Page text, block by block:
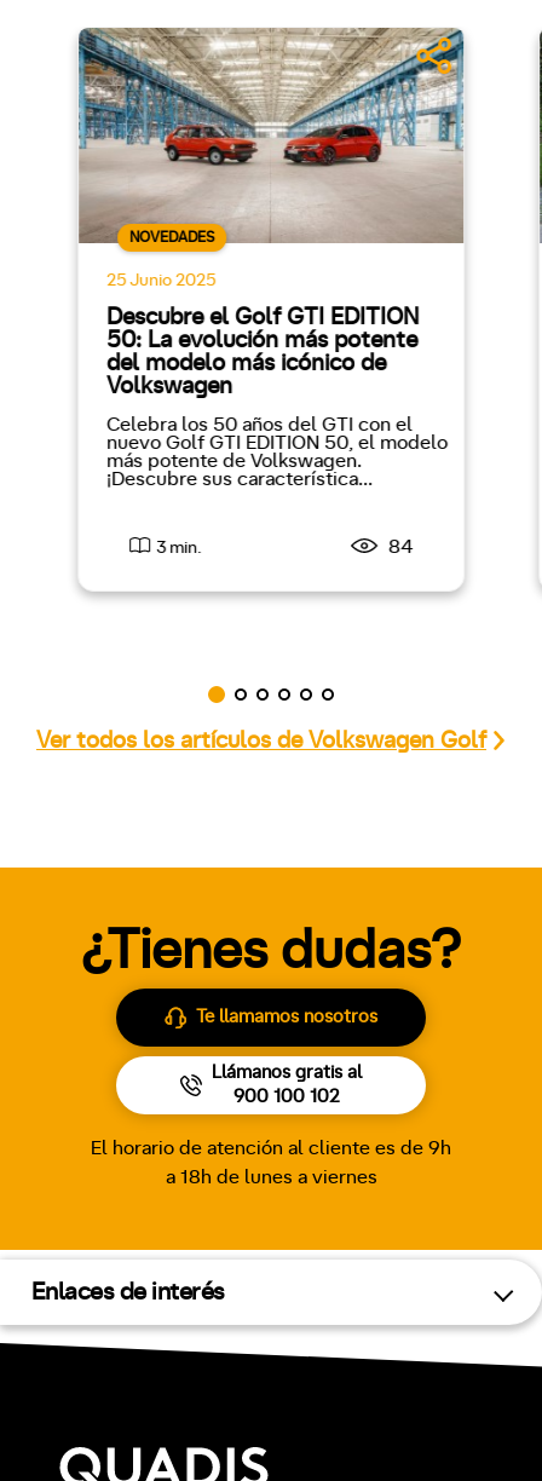
NOVEDADES
25 Junio 2025
Descubre el Golf GTI EDITION
50: La evolución más potente
del modelo más icónico de
Volkswagen
Celebra los 50 años del GTI con el
nuevo Golf GTI EDITION 50, el modelo
más potente de Volkswagen.
¡Descubre sus característica...
3 min. 84
Ver todos los artículos de Volkswagen Golf
¿Tienes dudas?
Te llamamos nosotros
Llámanos gratis al
900 100 102
El horario de atención al cliente es de 9h
a 18h de lunes a viernes
Enlaces de interés